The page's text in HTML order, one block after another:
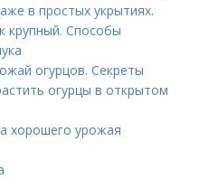
в простых укрытиях.
крупный. Способы
огурцов. Секреты
огурцы в открытом
хорошего урожая